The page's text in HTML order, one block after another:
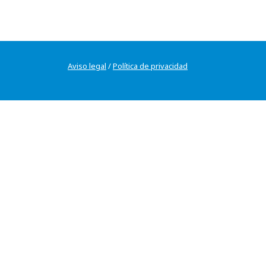
Aviso legal /Política de privacidad